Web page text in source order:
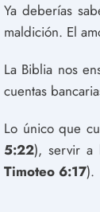
Ya deberías
maldición. El
La Biblia nos
cuentas
Lo único que
5:22), servir a
Timoteo 6:17).